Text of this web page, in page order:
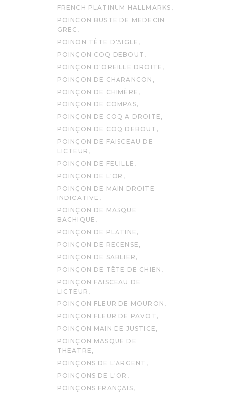
FRENCH PLATINUM HALLMARKS
POINCON BUSTE DE MEDECIN
GREC
POINON TÊTE D'AIGLE
POINÇON COQ DEBOUT
POINÇON D'OREILLE DROITE
POINÇON DE CHARANCON
POINÇON DE CHIMÈRE
POINÇON DE COMPAS
POINÇON DE COQ A DROITE
POINÇON DE COQ DEBOUT
POINÇON DE FAISCEAU DE
LICTEUR
POINÇON DE FEUILLE
POINÇON DE L'OR
POINÇON DE MAIN DROITE
INDICATIVE
POINÇON DE MASQUE
BACHIQUE
POINÇON DE PLATINE
POINÇON DE RECENSE
POINÇON DE SABLIER
POINÇON DE TÊTE DE CHIEN
POINÇON FAISCEAU DE
LICTEUR
POINÇON FLEUR DE MOURON
POINÇON FLEUR DE PAVOT
POINÇON MAIN DE JUSTICE
POINÇON MASQUE DE
THEATRE
POINÇONS DE L'ARGENT
POINÇONS DE L'OR
POINÇONS FRANÇAIS